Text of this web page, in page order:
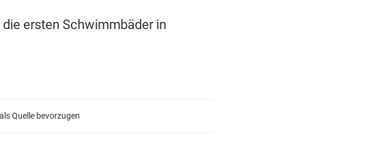
ersten Schwimmbäder in
Quelle bevorzugen